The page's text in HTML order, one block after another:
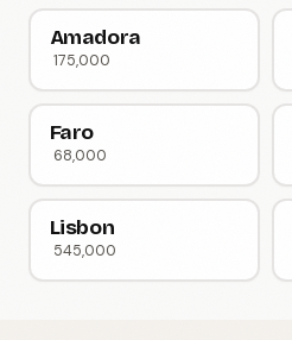
Amadora
175,000
Faro
68,000
Lisbon
545,000